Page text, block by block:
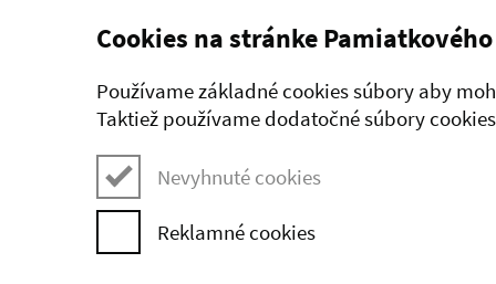
Preskočiť na hlavný obsah
Cookies na stránke
Používame základné cookies súbory aby
Taktiež používame dodatočné súbory
Nevyhnuté cookies
Reklamné cookies